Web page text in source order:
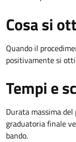
Cosa si
Quando il
positivamente si
Tempi e
Durata massima
graduatoria finale
bando.